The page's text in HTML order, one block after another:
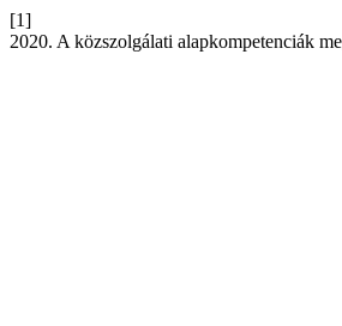
[1]
2020. A közszolgálati alapkompetenciák